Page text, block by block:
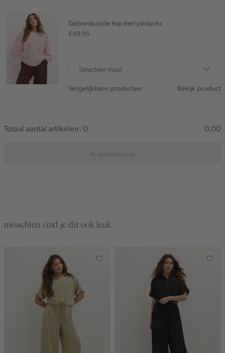
Geborduurde top met pintucks
€49.95
Selecteer maat
Vergelijkbare producten Bekijk product
Totaal aantal artikelen: 0 0.00
In winkelmand
misschien vind je dit ook leuk